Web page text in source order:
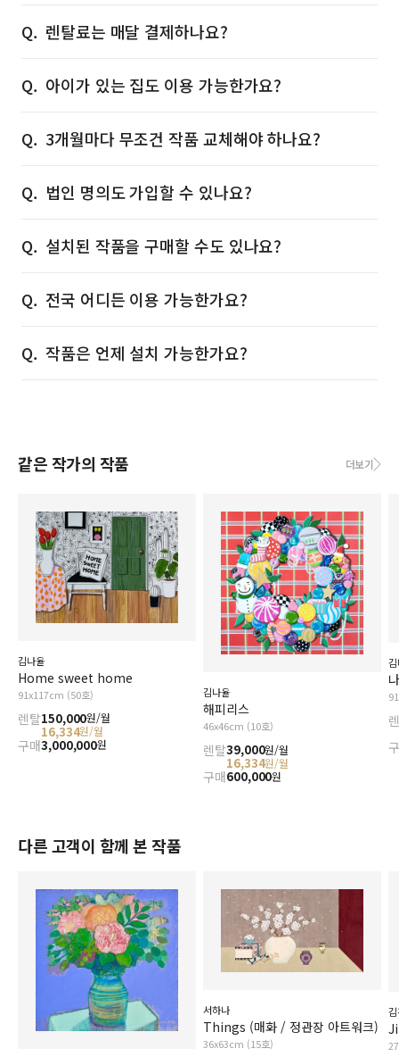
렌탈료는 매달 결제하나요?
아이가 있는 집도 이용 가능한가요?
3개월마다 무조건 작품 교체해야 하나요?
법인 명의도 가입할 수 있나요?
설치된 작품을 구매할 수도 있나요?
전국 어디든 이용 가능한가요?
작품은 언제 설치 가능한가요?
같은 작가의 작품 더보기
김나율
Home sweet home
91x117cm (50호)
렌탈150,000원/월
16,334원/월
구매3,000,000원
김나율
해피리스
46x46cm (10호)
렌탈39,000원/월
16,334원/월
구매600,000원
다른 고객이 함께 본 작품
서하나
Things (매화 / 정관장 아트워크)
36x63cm (15호)